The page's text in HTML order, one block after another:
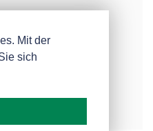
Mit der
sich